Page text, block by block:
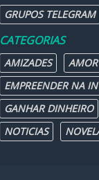
GRUPOS TELEGRAM
CATEGORIAS
AMIZADES
EMPREENDER NA
GANHAR DINHEIRO
NOTICIAS